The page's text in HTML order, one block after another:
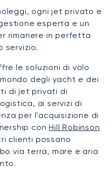
ogni jet privato e
esperta e un
rimanere in perfetta
servizio.
le soluzioni di volo
degli yacht e dei
di jet privati di
ai servizi di
per l'acquisizione di
conHill Robinson
clienti possano
via terra, mare e aria